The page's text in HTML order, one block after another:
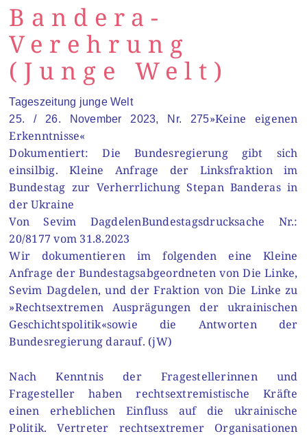
Bandera-
Verehrung
(Junge Welt)
Tageszeitung junge Welt
25. / 26. November 2023, Nr. 275»Keine eigenen
Erkenntnisse«
Dokumentiert: Die Bundesregierung gibt sich
einsilbig. Kleine Anfrage der Linksfraktion im
Bundestag zur Verherrlichung Stepan Banderas in
der Ukraine
Von Sevim DagdelenBundestagsdrucksache Nr.:
20/8177 vom 31.8.2023
Wir dokumentieren im folgenden eine Kleine
Anfrage der Bundestagsabgeordneten von Die Linke,
Sevim Dagdelen, und der Fraktion von Die Linke zu
»Rechtsextremen Ausprägungen der ukrainischen
Geschichtspolitik«sowie die Antworten der
Bundesregierung darauf. (jW)
Nach Kenntnis der Fragestellerinnen und
Fragesteller haben rechtsex­tremistische Kräfte
einen erheblichen Einfluss auf die ukrainische
Politik. Vertreter rechtsextremer Organisationen